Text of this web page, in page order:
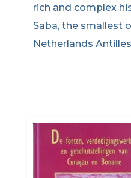
rich and complex
Saba, the smallest
Netherlands